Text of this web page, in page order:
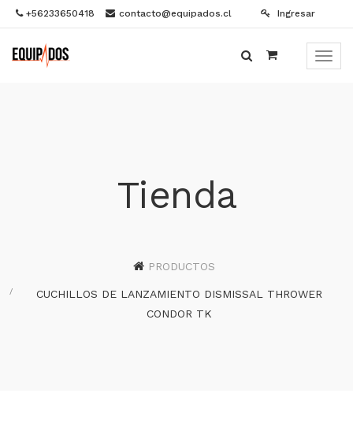
+56233650418 contacto@equipados.cl Ingresar
Menú
Tienda
PRODUCTOS
CUCHILLOS DE LANZAMIENTO DISMISSAL THROWER
CONDOR TK